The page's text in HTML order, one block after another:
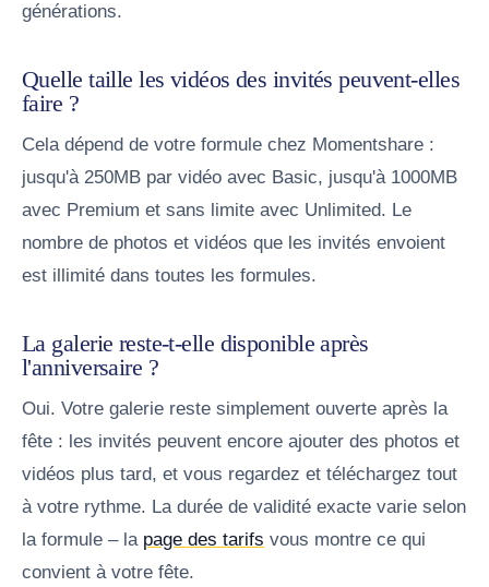
générations.
Quelle taille les vidéos des invités peuvent-elles
faire ?
Cela dépend de votre formule chez Momentshare :
jusqu'à 250MB par vidéo avec Basic, jusqu'à 1000MB
avec Premium et sans limite avec Unlimited. Le
nombre de photos et vidéos que les invités envoient
est illimité dans toutes les formules.
La galerie reste-t-elle disponible après
l'anniversaire ?
Oui. Votre galerie reste simplement ouverte après la
fête : les invités peuvent encore ajouter des photos et
vidéos plus tard, et vous regardez et téléchargez tout
à votre rythme. La durée de validité exacte varie selon
la formule – la page des tarifs vous montre ce qui
convient à votre fête.